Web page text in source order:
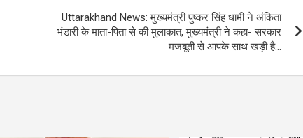
Uttarakhand News: मुख्यमंत्री पुष्कर सिंह धामी ने अंकिता
भंडारी के माता-पिता से की मुलाकात, मुख्यमंत्री ने कहा- सरकार
मजबूती से आपके साथ खड़ी है…